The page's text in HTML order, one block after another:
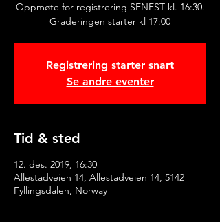
Oppmøte for registrering SENEST kl. 16:30.
Graderingen starter kl 17:00
Registrering starter snart
Se andre eventer
Tid & sted
12. des. 2019, 16:30
Allestadveien 14, Allestadveien 14, 5142
Fyllingsdalen, Norway